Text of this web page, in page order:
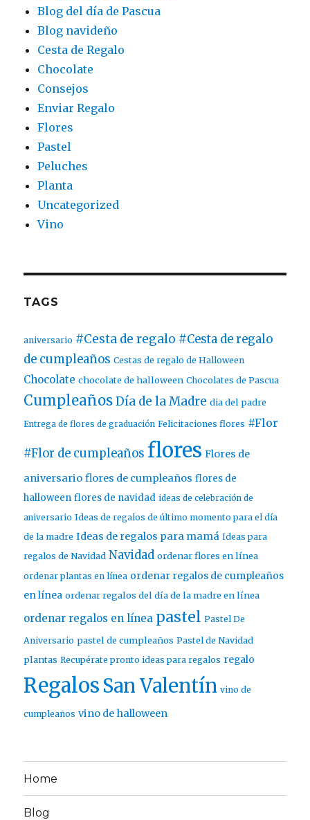
Blog del día de Pascua
Blog navideño
Cesta de Regalo
Chocolate
Consejos
Enviar Regalo
Flores
Pastel
Peluches
Planta
Uncategorized
Vino
TAGS
aniversario #Cesta de regalo #Cesta de regalo
de cumpleaños Cestas de regalo de Halloween
Chocolate chocolate de halloween Chocolates de Pascua
Cumpleaños Día de la Madre dia del padre
Entrega de flores de graduación Felicitaciones flores #Flor
#Flor de cumpleaños flores Flores de
aniversario flores de cumpleaños flores de
halloween flores de navidad ideas de celebración de
aniversario Ideas de regalos de último momento para el día
de la madre Ideas de regalos para mamá Ideas para
regalos de Navidad Navidad ordenar flores en línea
ordenar plantas en línea ordenar regalos de cumpleaños
en línea ordenar regalos del día de la madre en línea
ordenar regalos en línea pastel Pastel De
Aniversario pastel de cumpleaños Pastel de Navidad
plantas Recupérate pronto ideas para regalos regalo
Regalos San Valentín vino de
cumpleaños vino de halloween
Home
Blog